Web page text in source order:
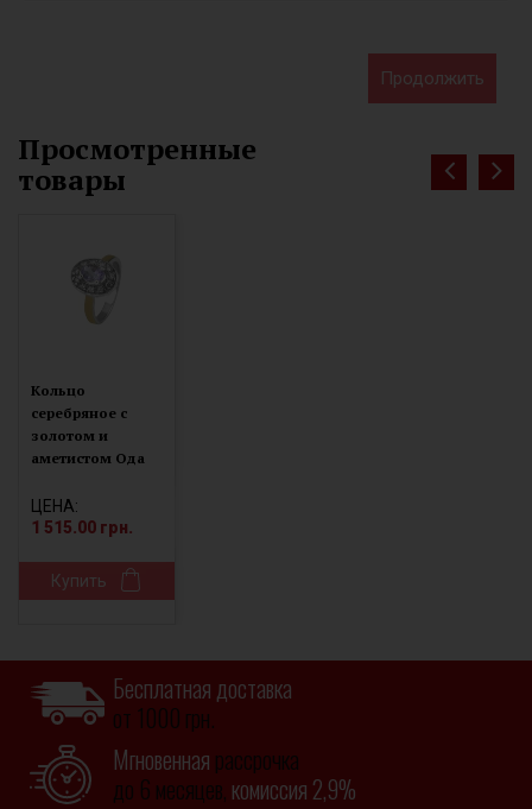
Продолжить
Просмотренные
товары
Кольцо
серебряное с
золотом и
аметистом Ода
ЦЕНА:
1 515.00 грн.
Купить
Бесплатная доставка
от 1000 грн.
Мгновенная рассрочка
до 6 месяцев, комиссия 2,9%